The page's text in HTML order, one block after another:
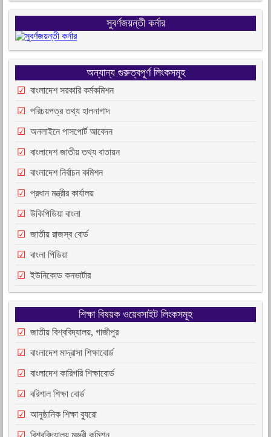
সুবর্ণজয়ন্তী কর্নার
অন্যান্য গুরুত্বপূর্ণ লিংকসমূহ
বাংলাদেশ সরকারি কর্মকমিশন
পরিচয়পত্র তথ্য হালনাগাদ
অনলাইনে পাসপোর্ট আবেদন
বাংলাদেশ জাতীয় তথ্য বাতায়ন
বাংলাদেশ নির্বাচন কমিশন
প্রধান মন্ত্রীর কার্যালয়
উকিপিডিয়া বাংলা
জাতীয় রাজস্ব বোর্ড
বাংলা পিডিয়া
ইউনিকোড কনভার্টার
শিক্ষা বিষয়ক ওয়েবসাইট লিংকসমূহ
জাতীয় বিশ্ববিদ্যালয়, গাজীপুর
বাংলাদেশ মাদ্রাসা শিক্ষাবোর্ড
বাংলাদেশ কারিগরি শিক্ষাবোর্ড
বরিশাল শিক্ষা বোর্ড
আনুষ্ঠানিক শিক্ষা ব্যুরো
বিশ্ববিদ্যালয় মঞ্জুরী কমিশন